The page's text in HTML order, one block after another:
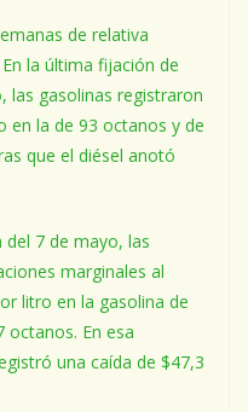
de relativa
la última fijación de
las gasolinas registraron
en la de 93 octanos y de
que el diésel anotó
del 7 de mayo, las
marginales al
litro en la gasolina de
octanos. En esa
una caída de $47,3